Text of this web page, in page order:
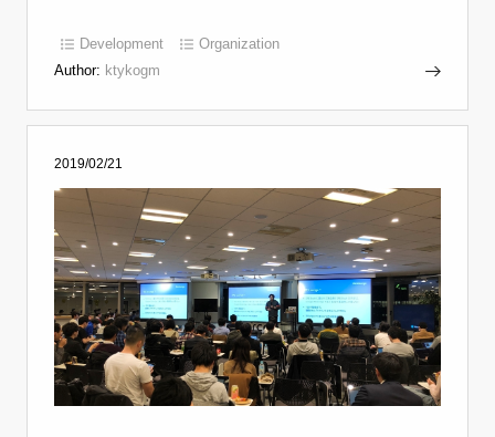
Development
Organization
Author: ktykogm
2019/02/21